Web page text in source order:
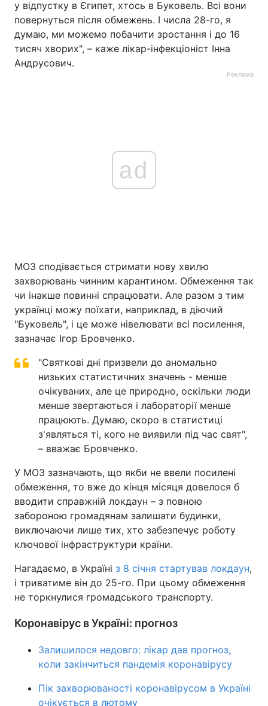
у відпустку в Єгипет, хтось в Буковель. Всі вони
повернуться після обмежень. І числа 28-го, я
думаю, ми можемо побачити зростання і до 16
тисяч хворих", – каже лікар-інфекціоніст Інна
Андрусович.
Реклама
ad
МОЗ сподівається стримати нову хвилю
захворювань чинним карантином. Обмеження так
чи інакше повинні спрацювати. Але разом з тим
українці можу поїхати, наприклад, в діючий
"Буковель", і це може нівелювати всі посилення,
зазначає Ігор Бровченко.
"Святкові дні призвели до аномально
низьких статистичних значень - менше
очікуваних, але це природно, оскільки люди
менше звертаються і лабораторії менше
працюють. Думаю, скоро в статистиці
з'являться ті, кого не виявили під час свят",
– вважає Бровченко.
У МОЗ зазначають, що якби не ввели посилені
обмеження, то вже до кінця місяця довелося б
вводити справжній локдаун – з повною
забороною громадянам залишати будинки,
виключаючи лише тих, хто забезпечує роботу
ключової інфраструктури країни.
Нагадаємо, в Україні з 8 січня стартував локдаун,
і триватиме він до 25-го. При цьому обмеження
не торкнулися громадського транспорту.
Коронавірус в Україні: прогноз
Залишилося недовго: лікар дав прогноз,
коли закінчиться пандемія коронавірусу
Пік захворюваності коронавірусом в Україні
очікується в лютому